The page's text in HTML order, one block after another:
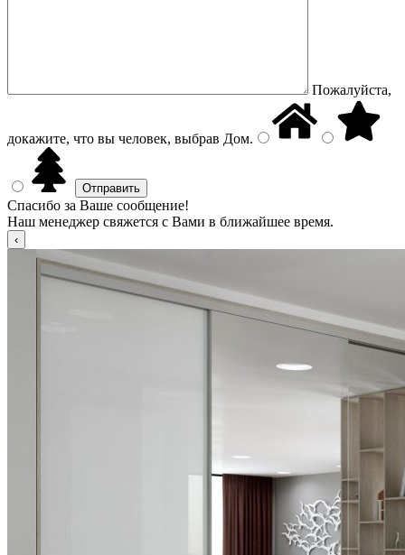
Пожалуйста,
докажите, что вы человек, выбрав Дом.
Спасибо за Ваше сообщение!
Наш менеджер свяжется с Вами в ближайшее время.